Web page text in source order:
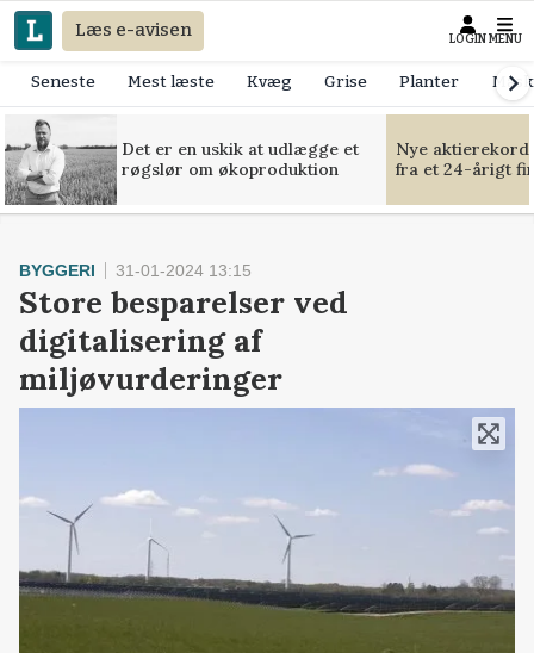
Læs e-avisen LOGIN MENU
Seneste Mest læste Kvæg Grise Planter
Det er en uskik at udlægge et
røgslør om økoproduktion
Nye
fra et 24-årigt
BYGGERI 31-01-2024 13:15
Store besparelser ved
digitalisering af
miljøvurderinger